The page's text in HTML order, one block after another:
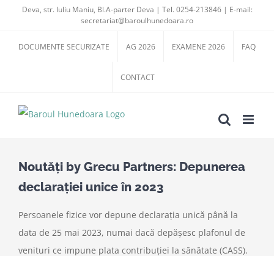
content
Deva, str. Iuliu Maniu, Bl.A-parter Deva | Tel. 0254-213846 | E-mail:
secretariat@baroulhunedoara.ro
DOCUMENTE SECURIZATE AG 2026 EXAMENE 2026 FAQ
CONTACT
Noutăți by Grecu Partners: Depunerea
declarației unice în 2023
Persoanele fizice vor depune declarația unică până la
data de 25 mai 2023, numai dacă depășesc plafonul de
venituri ce impune plata contribuției la sănătate (CASS).